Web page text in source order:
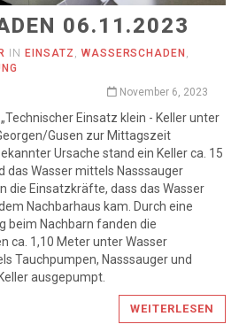
06.11.2023
INEINSATZ WASSERSCHADEN
November 6, 2023
Einsatz klein - Keller unter
Gusen zur Mittagszeit
Ursache stand ein Keller ca. 15
das Wasser mittels Nasssauger
die Einsatzkräfte, dass das Wasser
Nachbarhaus kam. Durch eine
beim Nachbarn fanden die
ca. 1,10 Meter unter Wasser
Tauchpumpen, Nasssauger und
ausgepumpt.
WEITERLESEN